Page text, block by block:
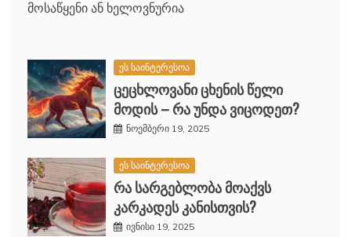
მოსაწყენი ან ხელოვნურია
ეს საინტერესოა
ცეცხლოვანი ცხენის წელი
მოდის – რა უნდა ვიცოდეთ?
ნოემბერი 19, 2025
ეს საინტერესოა
რა სარგებლობა მოაქვს
კარკადეს კანისთვის?
ივნისი 19, 2025